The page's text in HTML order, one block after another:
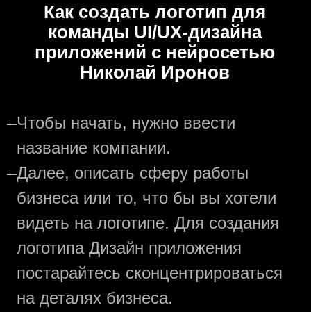
Как создать логотип для
команды UI/UX-дизайна
приложений с нейросетью
Николай Иронов
—Чтобы начать, нужно ввести
название компании.
—Далее, описать сферу работы
бизнеса или то, что бы вы хотели
видеть на логотипе. Для создания
логотипа Дизайн приложения
постарайтесь сконцентрироваться
на деталях бизнеса.